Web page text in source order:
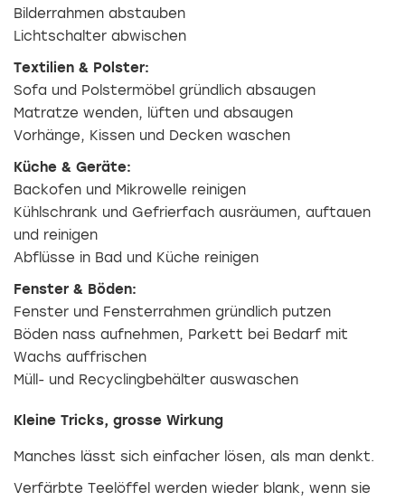
Bilderrahmen abstauben
Lichtschalter abwischen
Textilien & Polster:
Sofa und Polstermöbel gründlich absaugen
Matratze wenden, lüften und absaugen
Vorhänge, Kissen und Decken waschen
Küche & Geräte:
Backofen und Mikrowelle reinigen
Kühlschrank und Gefrierfach ausräumen, auftauen
und reinigen
Abflüsse in Bad und Küche reinigen
Fenster & Böden:
Fenster und Fensterrahmen gründlich putzen
Böden nass aufnehmen, Parkett bei Bedarf mit
Wachs auffrischen
Müll- und Recyclingbehälter auswaschen
Kleine Tricks, grosse Wirkung
Manches lässt sich einfacher lösen, als man denkt.
Verfärbte Teelöffel werden wieder blank, wenn sie